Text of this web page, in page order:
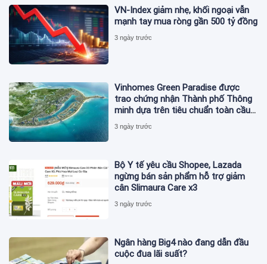
VN-Index giảm nhẹ, khối ngoại vẫn
mạnh tay mua ròng gần 500 tỷ đồng
3 ngày trước
Vinhomes Green Paradise được
trao chứng nhận Thành phố Thông
minh dựa trên tiêu chuẩn toàn cầu
ISO 37122
3 ngày trước
Bộ Y tế yêu cầu Shopee, Lazada
ngừng bán sản phẩm hỗ trợ giảm
cân Slimaura Care x3
3 ngày trước
Ngân hàng Big4 nào đang dẫn đầu
cuộc đua lãi suất?